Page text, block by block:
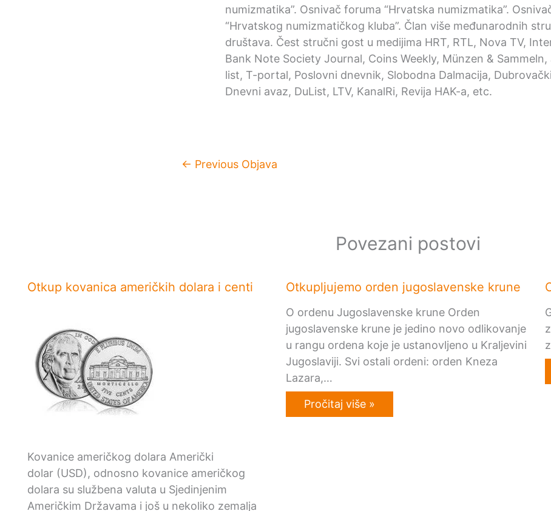
numizmatika”. Osnivač foruma “Hrvatska numizmatika”.
“Hrvatskog numizmatičkog kluba”. Član više međunarodnih
društava. Čest stručni gost u medijima HRT, RTL, Nova TV,
Bank Note Society Journal, Coins Weekly, Münzen &
list, T-portal, Poslovni dnevnik, Slobodna Dalmacija,
Dnevni avaz, DuList, LTV, KanalRi, Revija HAK-a, etc.
← Previous Objava
Povezani postovi
Otkup kovanica američkih dolara i centi
Kovanice američkog dolara Američki
dolar (USD), odnosno kovanice američkog
dolara su službena valuta u Sjedinjenim
Američkim Državama i još u nekoliko zemalja
Otkupljujemo orden jugoslavenske krune
O ordenu Jugoslavenske krune Orden
jugoslavenske krune je jedino novo odlikovanje
u rangu ordena koje je ustanovljeno u Kraljevini
Jugoslaviji. Svi ostali ordeni: orden Kneza
Lazara,…
Pročitaj više »